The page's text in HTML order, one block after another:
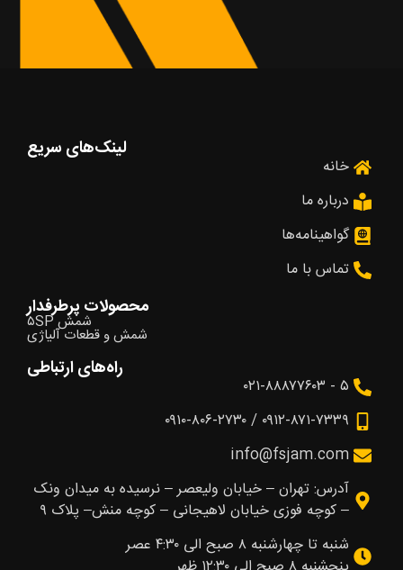
لینک‌های سریع
خانه
درباره ما
گواهینامه‌ها
تماس با ما
محصولات پرطرفدار
شمش ۵SP
شمش و قطعات آلیاژی
راه‌های ارتباطی
۵ - ۰۲۱-۸۸۸۷۷۶۰۳
۰۹۱۲-۸۷۱-۷۳۳۹ / ۰۹۱۰-۸۰۶-۲۷۳۰
info@fsjam.com
آدرس: تهران – خیابان ولیعصر – نرسیده به میدان ونک
– کوچه فوزی خیابان لاهیجانی – کوچه منش– پلاک ۹
شنبه تا چهارشنبه ۸ صبح الی ۴:۳۰ عصر